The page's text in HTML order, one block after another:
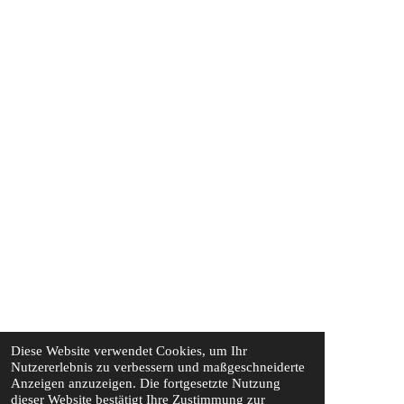
Diese Website verwendet Cookies, um Ihr
Nutzererlebnis zu verbessern und maßgeschneiderte
Anzeigen anzuzeigen. Die fortgesetzte Nutzung
dieser Website bestätigt Ihre Zustimmung zur